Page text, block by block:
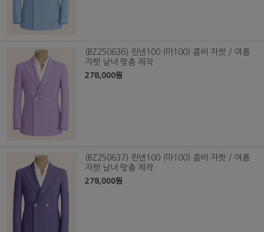
(BZ250636) 린넨100 (마100) 콤비 자켓 / 여름
자켓 남녀 맞춤 제작
278,000원
(BZ250637) 린넨100 (마100) 콤비 자켓 / 여름
자켓 남녀 맞춤 제작
278,000원